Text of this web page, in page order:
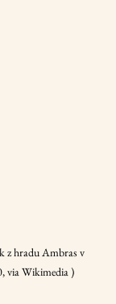
z hradu Ambras v
via Wikimedia )